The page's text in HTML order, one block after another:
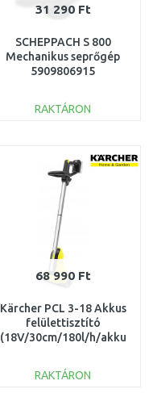
31 290 Ft
SCHEPPACH S 800
Mechanikus seprőgép
5909806915
RAKTÁRON
Összehasonlítás
68 990 Ft
Kärcher PCL 3-18 Akkus
felülettisztító
(18V/30cm/180l/h/akku
010.0
RAKTÁRON